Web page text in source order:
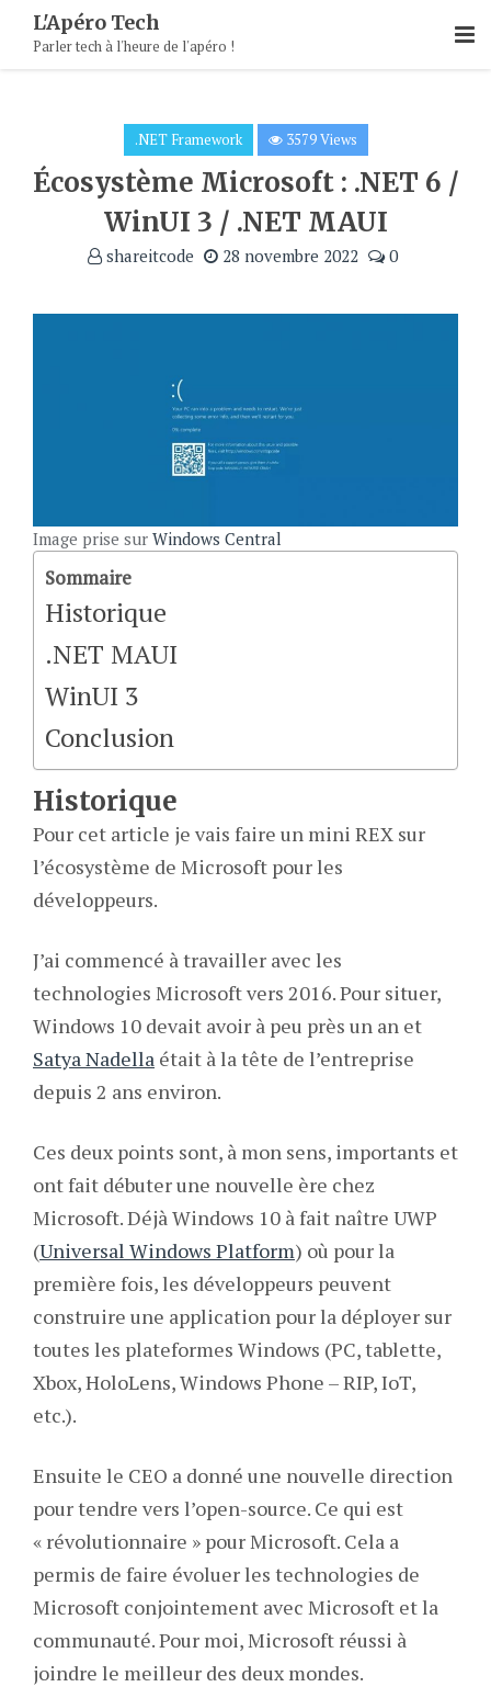
Content
L'Apéro Tech
Parler tech à l'heure de l'apéro !
.NET Framework 3579 Views
Écosystème Microsoft : .NET 6 /
WinUI 3 / .NET MAUI
shareitcode 28 novembre 2022 0
Image prise sur Windows Central
Sommaire
Historique
.NET MAUI
WinUI 3
Conclusion
Historique
Pour cet article je vais faire un mini REX sur
l’écosystème de Microsoft pour les
développeurs.
J’ai commencé à travailler avec les
technologies Microsoft vers 2016. Pour situer,
Windows 10 devait avoir à peu près un an et
Satya Nadella était à la tête de l’entreprise
depuis 2 ans environ.
Ces deux points sont, à mon sens, importants et
ont fait débuter une nouvelle ère chez
Microsoft. Déjà Windows 10 à fait naître UWP
(Universal Windows Platform) où pour la
première fois, les développeurs peuvent
construire une application pour la déployer sur
toutes les plateformes Windows (PC, tablette,
Xbox, HoloLens, Windows Phone – RIP, IoT,
etc.).
Ensuite le CEO a donné une nouvelle direction
pour tendre vers l’open-source. Ce qui est
« révolutionnaire » pour Microsoft. Cela a
permis de faire évoluer les technologies de
Microsoft conjointement avec Microsoft et la
communauté. Pour moi, Microsoft réussi à
joindre le meilleur des deux mondes.